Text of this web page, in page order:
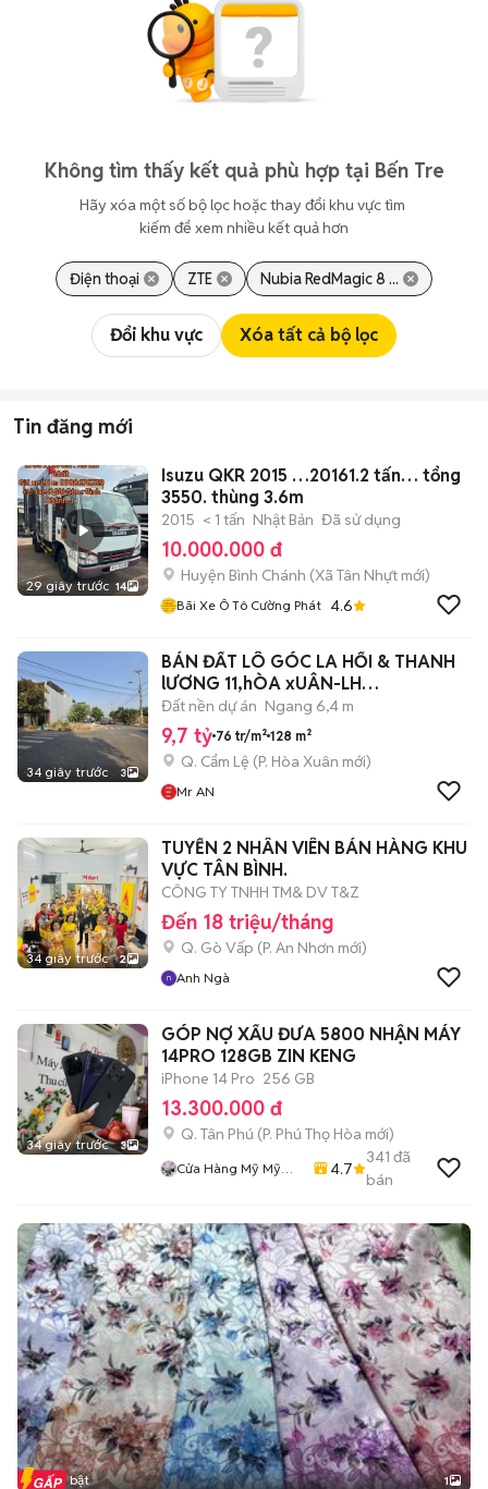
Không tìm thấy kết quả phù hợp tại Bến Tre
Hãy xóa một số bộ lọc hoặc thay đổi khu vực tìm
kiếm để xem nhiều kết quả hơn
Điện thoại ZTE Nubia RedMagic 8 ...
Đổi khu vực Xóa tất cả bộ lọc
Tin đăng mới
29 giây trước 14
Isuzu QKR 2015 …20161.2 tấn… tổng
3550. thùng 3.6m
2015 < 1 tấn Nhật Bản Đã sử dụng
10.000.000 đ
Huyện Bình Chánh (Xã Tân Nhựt mới)
Bãi Xe Ô Tô Cường Phát 4.6
34 giây trước 3
BÁN ĐẤT LÔ GÓC LA HỐI & THANH
lƯƠNG 11,hÒA xUÂN-LH
O796.6̲4̲6̲.6͙3͙6
Đất nền dự án Ngang 6,4 m
9,7 tỷ 76 tr/m² 128 m²
Q. Cẩm Lệ (P. Hòa Xuân mới)
Mr AN
34 giây trước 2
TUYỂN 2 NHÂN VIÊN BÁN HÀNG KHU
VỰC TÂN BÌNH.
CÔNG TY TNHH TM& DV T&Z
Đến 18 triệu/tháng
Q. Gò Vấp (P. An Nhơn mới)
Anh Ngà
34 giây trước 3
GÓP NỢ XẤU ĐƯA 5800 NHẬN MÁY
14PRO 128GB ZIN KENG
iPhone 14 Pro 256 GB
13.300.000 đ
Q. Tân Phú (P. Phú Thọ Hòa mới)
Cửa Hàng Mỹ Mỹ
4.7
341 đã
bán
Tin nổi bật 1